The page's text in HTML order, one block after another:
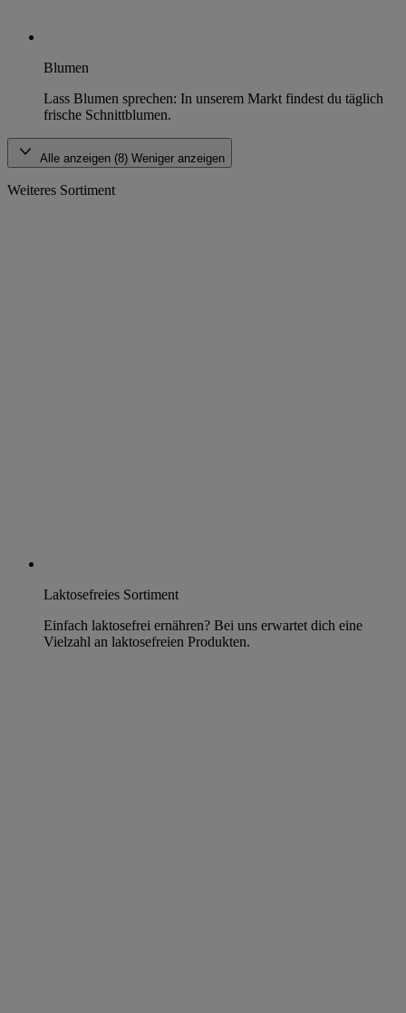
Blumen
Lass Blumen sprechen: In unserem Markt findest du täglich
frische Schnittblumen.
Alle anzeigen (8) Weniger anzeigen
Weiteres Sortiment
Laktosefreies Sortiment
Einfach laktosefrei ernähren? Bei uns erwartet dich eine
Vielzahl an laktosefreien Produkten.